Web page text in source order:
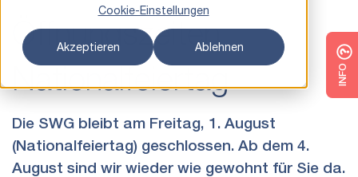
Cookie-Einstellungen
Akzeptieren Ablehnen
Öffnungszeiten
Nationalfeiertag
Die SWG bleibt am Freitag, 1. August
(Nationalfeiertag) geschlossen. Ab dem 4.
August sind wir wieder wie gewohnt für Sie da.
INFO